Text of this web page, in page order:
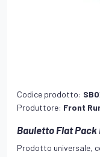
Codice prodotto:
Produttore: Front
Bauletto Flat Pack
Prodotto universale,